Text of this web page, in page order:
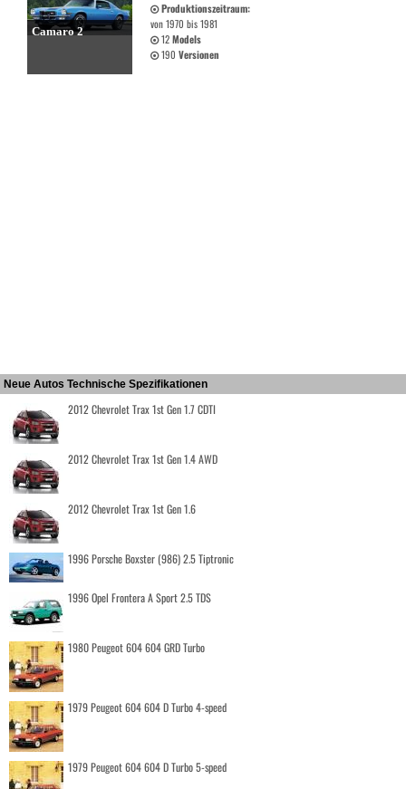
Camaro 2
Produktionszeitraum:
von 1970 bis 1981
12Models
190 Versionen
Neue Autos Technische Spezifikationen
2012 Chevrolet Trax 1st Gen 1.7 CDTI
2012 Chevrolet Trax 1st Gen 1.4 AWD
2012 Chevrolet Trax 1st Gen 1.6
1996 Porsche Boxster (986) 2.5 Tiptronic
1996 Opel Frontera A Sport 2.5 TDS
1980 Peugeot 604 604 GRD Turbo
1979 Peugeot 604 604 D Turbo 4-speed
1979 Peugeot 604 604 D Turbo 5-speed